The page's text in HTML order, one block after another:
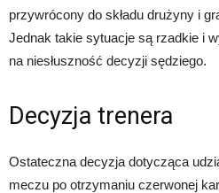
przywrócony do składu drużyny i
Jednak takie sytuacje są rzadkie i
na niesłuszność decyzji sędziego.
Decyzja trenera
Ostateczna decyzja dotycząca
meczu po otrzymaniu czerwonej